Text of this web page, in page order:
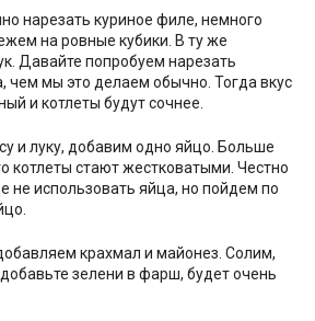
нарезать куриное филе, немного
на ровные кубики. В ту же
Давайте попробуем нарезать
чем мы это делаем обычно. Тогда вкус
и котлеты будут сочнее.
и луку, добавим одно яйцо. Больше
котлеты стают жестковатыми. Честно
не использовать яйца, но пойдем по
крахмал и майонез. Солим,
зелени в фарш, будет очень